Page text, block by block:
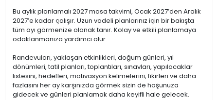
Bu aylık planlamalı 2027 masa takvimi, Ocak 2027’den Aralık
2027’e kadar çalışır. Uzun vadeli planlarınız için bir bakışta
tüm ayı görmenize olanak tanır. Kolay ve etkili planlamaya
odaklanmanıza yardımcı olur.
Randevuları, yaklaşan etkinlikleri, doğum günleri, yıl
dönümleri, tatil planları, toplantıları, sınavları, yapılacaklar
listesini, hedefleri, motivasyon kelimelerini, fikirleri ve daha
fazlasını her ay karşınızda görmek sizin de hoşunuza
gidecek ve günleri planlamak daha keyifli hale gelecek.